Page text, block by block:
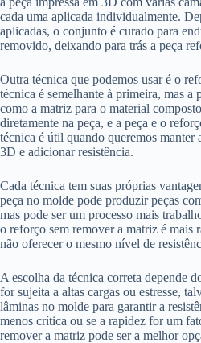
cada uma aplicada individualmente.
aplicadas, o conjunto é curado para
removido, deixando para trás a peça
Outra técnica que podemos usar é o
técnica é semelhante à primeira, mas a
como a matriz para o material
diretamente na peça, e a peça e o
técnica é útil quando queremos manter
3D e adicionar resistência.
Cada técnica tem suas próprias
peça no molde pode produzir peças
mas pode ser um processo mais
o reforço sem remover a matriz é mais
não oferecer o mesmo nível de
A escolha da técnica correta depende
for sujeita a altas cargas ou estresse,
lâminas no molde para garantir a
menos crítica ou se a rapidez for um
remover a matriz pode ser a melhor